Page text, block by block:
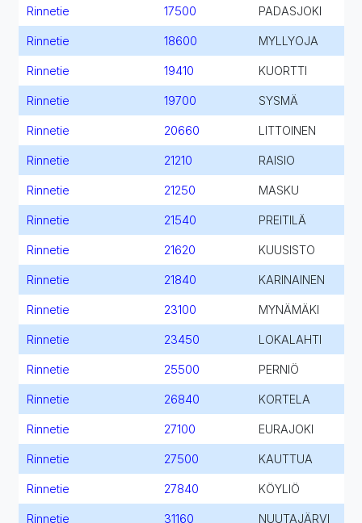
Rinnetie 17500 PADASJOKI
Rinnetie 18600 MYLLYOJA
Rinnetie 19410 KUORTTI
Rinnetie 19700 SYSMÄ
Rinnetie 20660 LITTOINEN
Rinnetie 21210 RAISIO
Rinnetie 21250 MASKU
Rinnetie 21540 PREITILÄ
Rinnetie 21620 KUUSISTO
Rinnetie 21840 KARINAINEN
Rinnetie 23100 MYNÄMÄKI
Rinnetie 23450 LOKALAHTI
Rinnetie 25500 PERNIÖ
Rinnetie 26840 KORTELA
Rinnetie 27100 EURAJOKI
Rinnetie 27500 KAUTTUA
Rinnetie 27840 KÖYLIÖ
Rinnetie 31160 NUUTAJÄRVI